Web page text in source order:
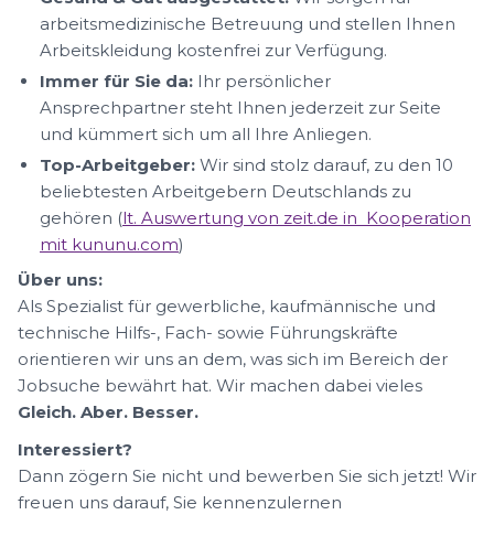
arbeitsmedizinische Betreuung und stellen Ihnen
Arbeitskleidung kostenfrei zur Verfügung.
Immer für Sie da: Ihr persönlicher
Ansprechpartner steht Ihnen jederzeit zur Seite
und kümmert sich um all Ihre Anliegen.
Top-Arbeitgeber: Wir sind stolz darauf, zu den 10
beliebtesten Arbeitgebern Deutschlands zu
gehören (lt. Auswertung von zeit.de in Kooperation
mit kununu.com)
Über uns:
Als Spezialist für gewerbliche, kaufmännische und
technische Hilfs-, Fach- sowie Führungskräfte
orientieren wir uns an dem, was sich im Bereich der
Jobsuche bewährt hat. Wir machen dabei vieles
Gleich. Aber. Besser.
Interessiert?
Dann zögern Sie nicht und bewerben Sie sich jetzt! Wir
freuen uns darauf, Sie kennenzulernen